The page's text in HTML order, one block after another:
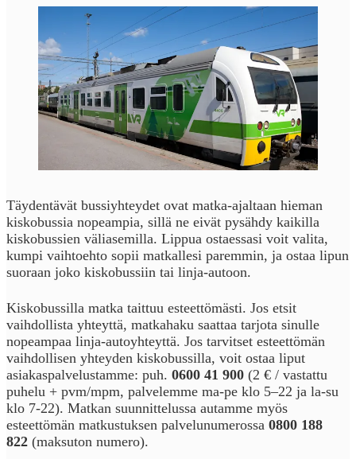
Täydentävät bussiyhteydet ovat matka-ajaltaan hieman
kiskobussia nopeampia, sillä ne eivät pysähdy kaikilla
kiskobussien väliasemilla. Lippua ostaessasi voit valita,
kumpi vaihtoehto sopii matkallesi paremmin, ja ostaa lipun
suoraan joko kiskobussiin tai linja-autoon.
Kiskobussilla matka taittuu esteettömästi. Jos etsit
vaihdollista yhteyttä, matkahaku saattaa tarjota sinulle
nopeampaa linja-autoyhteyttä. Jos tarvitset esteettömän
vaihdollisen yhteyden kiskobussilla, voit ostaa liput
asiakaspalvelustamme: puh. 0600 41 900 (2 € / vastattu
puhelu + pvm/mpm, palvelemme ma-pe klo 5–22 ja la-su
klo 7-22). Matkan suunnittelussa autamme myös
esteettömän matkustuksen palvelunumerossa 0800 188
822 (maksuton numero).